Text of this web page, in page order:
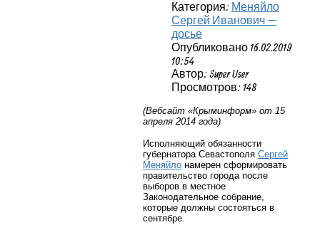
Категория: Меняйло
Сергей Иванович —
досье
Опубликовано 16.02.2019
10:54
Автор: Super User
Просмотров: 148
(Вебсайт «Крыминформ» от 15
апреля 2014 года)
Исполняющий обязанности
губернатора Севастополя Сергей
Меняйло намерен сформировать
правительство города после
выборов в местное
Законодательное собрание,
которые должны состояться в
сентябре.